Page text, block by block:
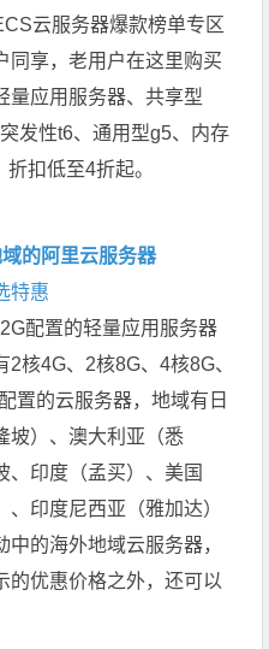
云服务器爆款榜单专区
同享，老用户在这里购买
量应用服务器、共享型
发性t6、通用型g5、内存
扣低至4折起。
的阿里云服务器
特惠
配置的轻量应用服务器
2核4G、2核8G、4核8G、
置的云服务器，地域有日
坡）、澳大利亚（悉
、印度（孟买）、美国
、印度尼西亚（雅加达）
的海外地域云服务器，
的优惠价格之外，还可以